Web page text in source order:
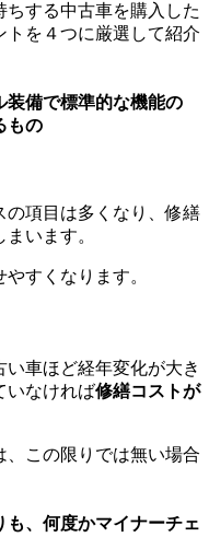
する中古車を購入した
トを４つに厳選して紹介
装備で標準的な機能の
もの
の項目は多くなり、修繕
います。
すくなります。
車ほど経年変化が大き
いなければ修繕コストが
この限りでは無い場合
も、何度かマイナーチェ